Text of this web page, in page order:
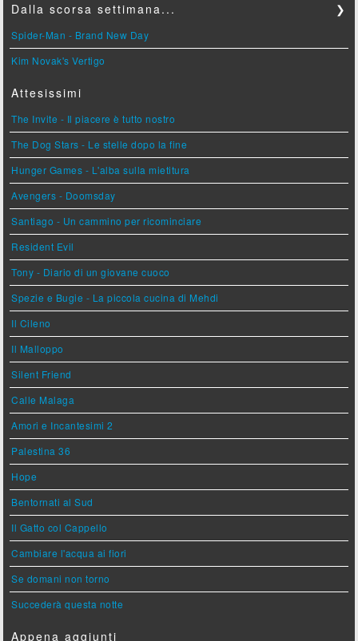
Dalla scorsa settimana... ❯
Spider-Man - Brand New Day
Kim Novak's Vertigo
Attesissimi
The Invite - Il piacere è tutto nostro
The Dog Stars - Le stelle dopo la fine
Hunger Games - L'alba sulla mietitura
Avengers - Doomsday
Santiago - Un cammino per ricominciare
Resident Evil
Tony - Diario di un giovane cuoco
Spezie e Bugie - La piccola cucina di Mehdi
Il Cileno
Il Malloppo
Silent Friend
Calle Malaga
Amori e Incantesimi 2
Palestina 36
Hope
Bentornati al Sud
Il Gatto col Cappello
Cambiare l'acqua ai fiori
Se domani non torno
Succederà questa notte
Appena aggiunti